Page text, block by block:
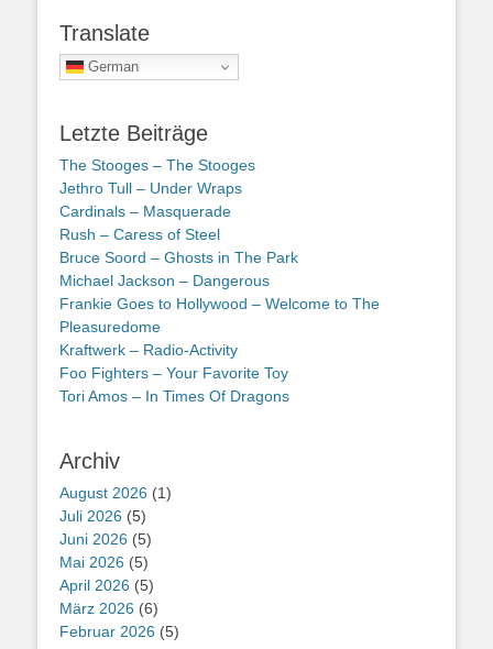
Translate
German
Letzte Beiträge
The Stooges – The Stooges
Jethro Tull – Under Wraps
Cardinals – Masquerade
Rush – Caress of Steel
Bruce Soord – Ghosts in The Park
Michael Jackson – Dangerous
Frankie Goes to Hollywood – Welcome to The
Pleasuredome
Kraftwerk – Radio-Activity
Foo Fighters – Your Favorite Toy
Tori Amos – In Times Of Dragons
Archiv
August 2026 (1)
Juli 2026 (5)
Juni 2026 (5)
Mai 2026 (5)
April 2026 (5)
März 2026 (6)
Februar 2026 (5)